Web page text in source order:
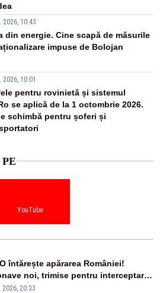
2026, 10:43
din energie. Cine scapă de măsurile
impuse de Bolojan
2026, 10:01
pentru rovinietă și sistemul
se aplică de la 1 octombrie 2026.
schimbă pentru șoferi și
YouTube
întărește apărarea României!
noi, trimise pentru interceptarea
dronelor
2026, 20:33